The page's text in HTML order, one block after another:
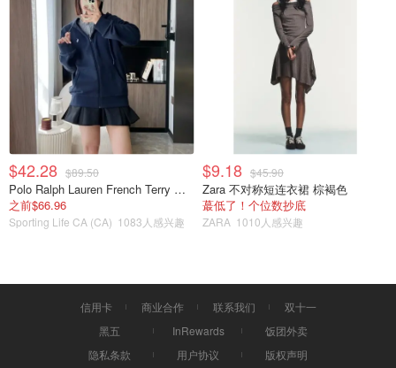
查看报告的建议，并确定哪些改造最适合你的预算和改造计
划。与承包商交谈，并为自己计划中的每个改造获得至少 1-
3 个报价。
如果你决定稍后进行更多改造，则不能要求更大的贷款，因
此在申请贷款之前提前计划你的工作很重要。
第四步，提交贷款申请
登录Canada Greener Homes Grant 帐户，然后单击按钮访
问贷款门户。要提交申请，你必须将文件上传到贷款门户，
房产税报表
驾驶执照或其他政府签发的身份证件以及水电费账单
收入和就业确认（例如，工作信函或 T4 表）
$42.28 $89.50
Polo Ralph Lauren French Terry 女童连帽卫衣 7-16码
之前$66.96
Sporting Life CA (CA) 1083人感兴趣
$9.18 $45.90
Zara 不对称短连衣裙 棕褐色
蕞低了！个位数抄底
ZARA 1010人感兴趣
信用卡 商业合作 联系我们
双十一
黑五
InRewards
饭团外卖
隐私条款
用户协议 版权声明